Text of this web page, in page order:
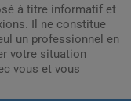
à titre informatif et
Il ne constitue
un professionnel en
votre situation
vous et vous